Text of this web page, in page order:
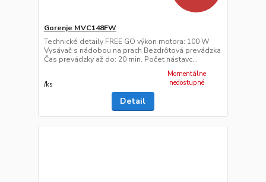
Gorenje MVC148FW
Technické detaily FREE GO výkon motora: 100 W
Vysávač s nádobou na prach Bezdrôtová prevádzka
Čas prevádzky až do: 20 min. Počet nástavc...
/ks
Momentálne
nedostupné
Detail